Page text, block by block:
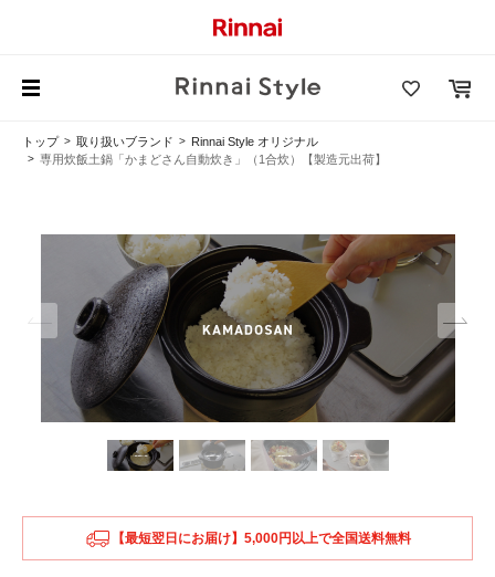
トップ 取り扱いブランド
Rinnai Style オリジナル
専用炊飯土鍋「かまどさん自動炊き」（1合炊）【製造元出荷】
【最短翌日にお届け】5,000円以上で全国送料無料